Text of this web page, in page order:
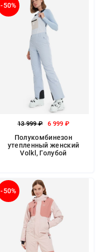
-50%
13 999 ₽ 6 999 ₽
Полукомбинезон
утепленный женский
Volkl, Голубой
-50%